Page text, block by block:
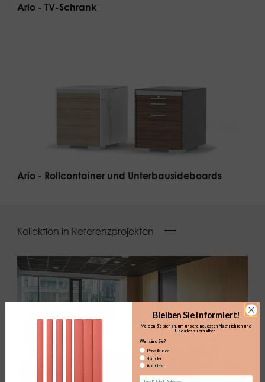
Ario - TV-Schrank
Ario - Rollcontainer und Unterbausideboards
Kollektion in Referenzprojekten
Bleiben Sie informiert!
Melden Sie sich an, um unsere neuesten Nachrichten und
Updates zu erhalten.​
Wer sind Sie?
Privatkunde
Händler
Architekt
Email